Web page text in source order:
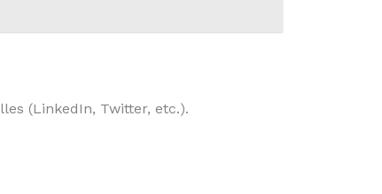
(LinkedIn, Twitter, etc.).